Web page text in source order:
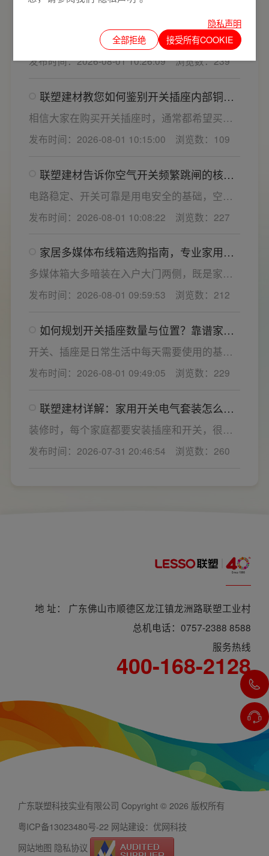
家用开关电气套装选购要点，开关插座“七
开关插座作为家装电气系统的核心配件，直接
决定居家用电的安全性与实用性，选材好坏影
响着长期居住体验。想要一站式搞定全屋电气
关键。联塑建材总结专业选购“七看”技巧，帮大
家精准避坑，挑选安全耐用的开关插座产品。
发布时间：2026-08-01 10:26:09 浏览数：239
联塑建材教您如何鉴别开关插座内部铜片
质量
相信大家在购买开关插座时，通常都希望买到
一款寿命长，质量好的产品，那么对于开关插
座而言，其里面的铜片好坏就直接决定了它的
越长越好(因为铜片长度决定了插座距离的大
小，插孔间距越宽二三插同时插入越方便)。
发布时间：2026-08-01 10:15:00 浏览数：109
联塑建材告诉你空气开关频繁跳闸的核心
原因与技术对策
电路稳定、开关可靠是用电安全的基础，空开
频繁跳闸大多源于电压波动、配件适配性不足
或防护结构设计缺陷。联塑建材依托成熟的电
电气套装产品，结构设计科学、稳压防护性能
优异，可有效应对电压瞬变、电网波动等场
景，减少无故跳闸、误跳闸等故障问题。
发布时间：2026-08-01 10:08:22 浏览数：227
家居多媒体布线箱选购指南，专业家用开
关电气套装厂家为您详解
多媒体箱大多暗装在入户大门两侧，既是家居
弱电线路的集中收纳载体，也会影响墙面整体
装修美观度，外观颜值、内部空间、模块化功
一站式配齐全屋电气产品，选择综合实力过硬
的家用开关电气套装厂家，可以同时搞定开关
插座、配电箱、多媒体布线箱等全套产品，采
购与售后更省心。
发布时间：2026-08-01 09:59:53 浏览数：212
如何规划开关插座数量与位置？靠谱家用
开关电气套装品牌怎么选？
开关、插座是日常生活中每天需要使用的基础
电气配件。随着家用电器的普及，需要的电源
插座和开关也会越来越多。装修前期除了规划
关键。如果装修时开关、插座的数量设置不
够，或者开关、插座的位置设置不合理，会给
今后的日常生活带来诸多不便，甚至留下安全
隐患。 所以装修前一定要精心规划开关、插座
发布时间：2026-08-01 09:49:05 浏览数：229
联塑建材详解：家用开关电气套装怎么
选，开关插座怎么安装更安全
装修时，每个家庭都要安装插座和开关，很多
业主在挑选家用开关电气套装之后，并不清楚
插座、开关合理的离地高度以及规范的安装方
发布时间：2026-07-31 20:46:54 浏览数：260
地 址： 广东佛山市顺德区龙江镇龙洲路联塑工业村
总机电话：0757-2388 8588
服务热线
400-168-2128
广东联塑科技实业有限公司 Copyright © 2026 版权所有
粤ICP备13023480号-22 网站建设：优网科技
网站地图 隐私协议
隐私声明
全部拒绝
接受所有COOKIE